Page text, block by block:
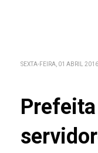
SEXTA-FEIRA, 01 ABRIL 2016